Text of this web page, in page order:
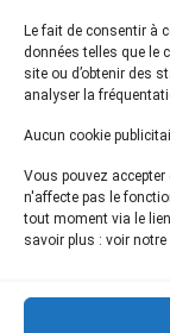
Le fait de consentir à
données telles que le
site ou d’obtenir des
analyser la
Aucun cookie
Vous pouvez
n'affecte pas le
tout moment via le
savoir plus : voir